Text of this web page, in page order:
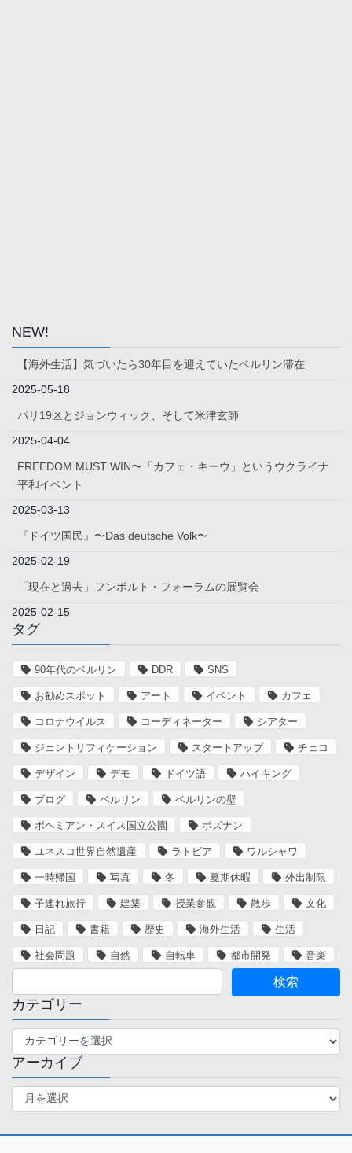
NEW!
【海外生活】気づいたら30年目を迎えていたベルリン滞在
2025-05-18
パリ19区とジョンウィック、そして米津玄師
2025-04-04
FREEDOM MUST WIN〜「カフェ・キーウ」というウクライナ
平和イベント
2025-03-13
『ドイツ国民』〜Das deutsche Volk〜
2025-02-19
「現在と過去」フンボルト・フォーラムの展覧会
2025-02-15
タグ
90年代のベルリン DDR SNS
お勧めスポット アート イベント カフェ
コロナウイルス コーディネーター シアター
ジェントリフィケーション スタートアップ チェコ
デザイン デモ ドイツ語 ハイキング
ブログ ベルリン ベルリンの壁
ボヘミアン・スイス国立公園 ポズナン
ユネスコ世界自然遺産 ラトビア ワルシャワ
一時帰国 写真 冬 夏期休暇 外出制限
子連れ旅行 建築 授業参観 散歩 文化
日記 書籍 歴史 海外生活 生活
社会問題 自然 自転車 都市開発 音楽
カテゴリー
テ
ゴ
リ
アーカイブ
ア
イ